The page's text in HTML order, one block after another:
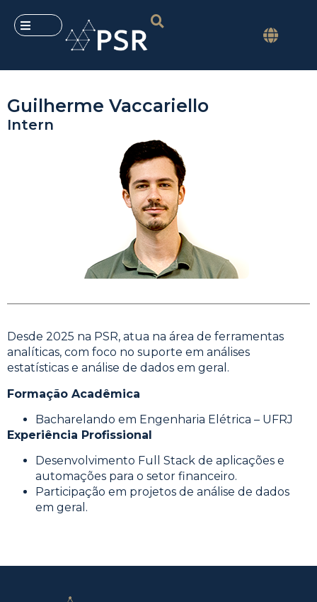
Guilherme Vaccariello
Intern
Desde 2025 na PSR, atua na área de ferramentas
analíticas, com foco no suporte em análises
estatísticas e análise de dados em geral.
Formação Acadêmica
Bacharelando em Engenharia Elétrica – UFRJ
Experiência Profissional
Desenvolvimento Full Stack de aplicações e
automações para o setor financeiro.
Participação em projetos de análise de dados
em geral.